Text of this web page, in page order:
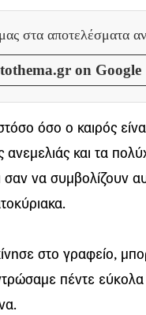
στα αποτελέσματα
on Google
όσο ο καιρός
ανεμελιάς και τα
σαν να συμβολίζουν
στο γραφείο,
πέντε εύκολα